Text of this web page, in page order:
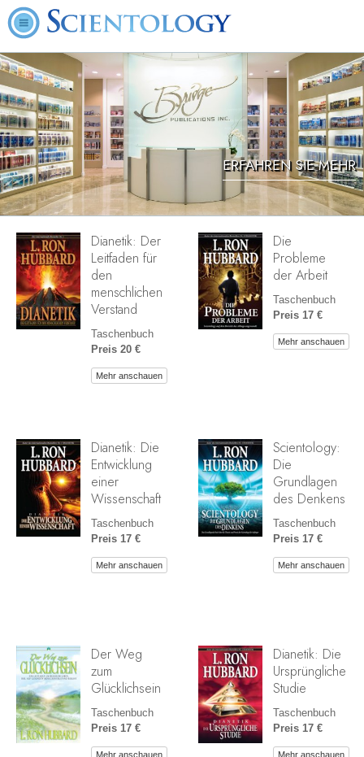
ERFAHREN SIE MEHR
Dianetik: Der
Leitfaden für
den
menschlichen
Verstand
Taschenbuch
Preis 20 €
Mehr anschauen
Die
Probleme
der Arbeit
Taschenbuch
Preis 17 €
Mehr anschauen
Dianetik: Die
Entwicklung
einer
Wissenschaft
Taschenbuch
Preis 17 €
Mehr anschauen
Scientology:
Die
Grundlagen
des Denkens
Taschenbuch
Preis 17 €
Mehr anschauen
Der Weg
zum
Glücklichsein
Taschenbuch
Preis 17 €
Mehr anschauen
Dianetik: Die
Ursprüngliche
Studie
Taschenbuch
Preis 17 €
Mehr anschauen